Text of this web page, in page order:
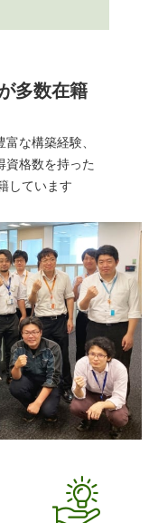
多数在籍
な構築経験、
資格数を持った
しています